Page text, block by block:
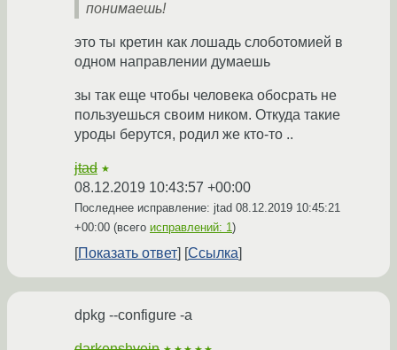
понимаешь!
это ты кретин как лошадь слоботомией в
одном направлении думаешь
зы так еще чтобы человека обосрать не
пользуешься своим ником. Откуда такие
уроды берутся, родил же кто-то ..
jtad ★
08.12.2019 10:43:57 +00:00
Последнее исправление: jtad 08.12.2019 10:45:21
+00:00 (всего исправлений: 1)
Показать ответ Ссылка
dpkg --configure -a